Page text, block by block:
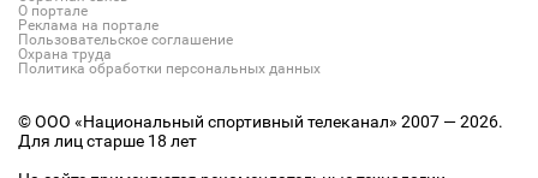
О портале
Реклама на портале
Пользовательское соглашение
Охрана труда
Политика обработки персональных данных
© ООО «Национальный спортивный телеканал» 2007 — 2026.
Для лиц старше 18 лет